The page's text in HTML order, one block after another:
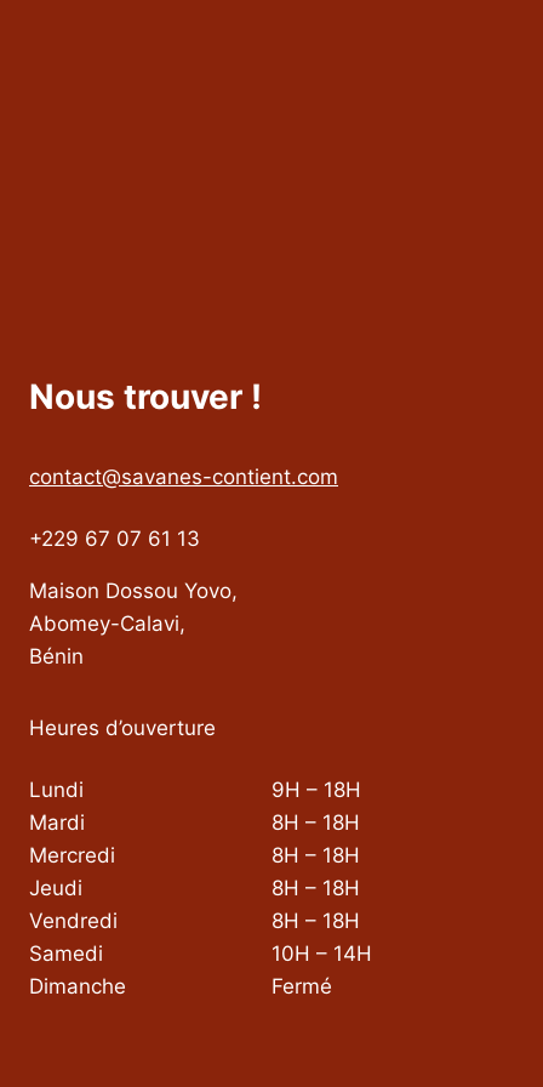
Nous trouver !
contact@savanes-contient.com
+229 67 07 61 13
Maison Dossou Yovo,
Abomey-Calavi,
Bénin
Heures d’ouverture
Lundi
Mardi
Mercredi
Jeudi
Vendredi
Samedi
Dimanche
9H – 18H
8H – 18H
8H – 18H
8H – 18H
8H – 18H
10H – 14H
Fermé